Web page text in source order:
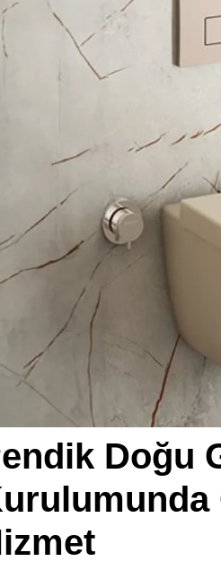
Doğu